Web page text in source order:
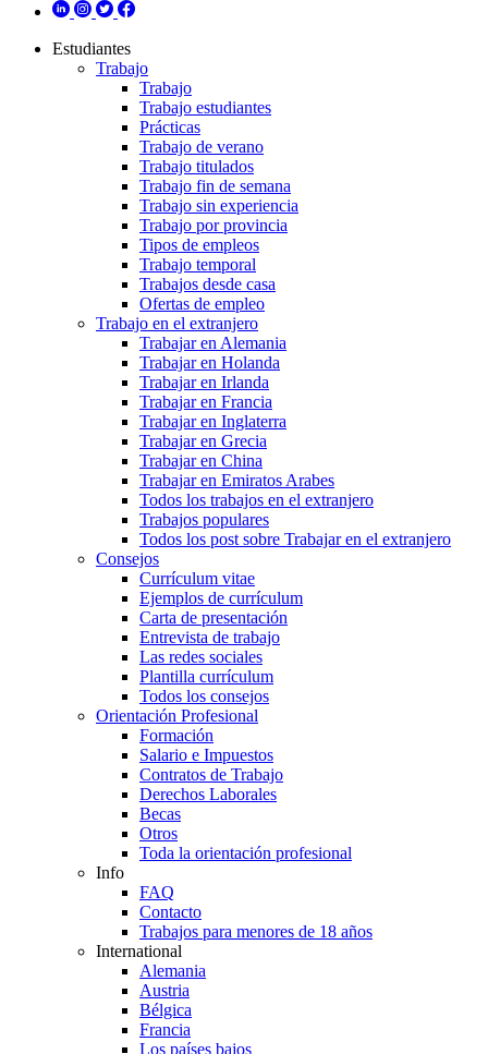
Estudiantes
Trabajo
Trabajo
Trabajo estudiantes
Prácticas
Trabajo de verano
Trabajo titulados
Trabajo fin de semana
Trabajo sin experiencia
Trabajo por provincia
Tipos de empleos
Trabajo temporal
Trabajos desde casa
Ofertas de empleo
Trabajo en el extranjero
Trabajar en Alemania
Trabajar en Holanda
Trabajar en Irlanda
Trabajar en Francia
Trabajar en Inglaterra
Trabajar en Grecia
Trabajar en China
Trabajar en Emiratos Arabes
Todos los trabajos en el extranjero
Trabajos populares
Todos los post sobre Trabajar en el extranjero
Consejos
Currículum vitae
Ejemplos de currículum
Carta de presentación
Entrevista de trabajo
Las redes sociales
Plantilla currículum
Todos los consejos
Orientación Profesional
Formación
Salario e Impuestos
Contratos de Trabajo
Derechos Laborales
Becas
Otros
Toda la orientación profesional
Info
FAQ
Contacto
Trabajos para menores de 18 años
International
Alemania
Austria
Bélgica
Francia
Los países bajos